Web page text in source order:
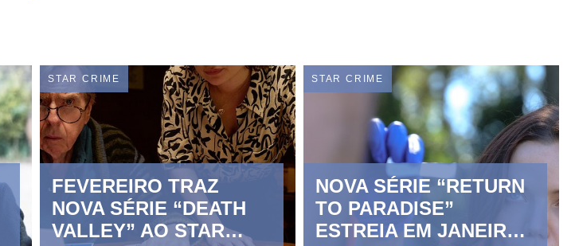
STAR CRIME
FEVEREIRO TRAZ
NOVA SÉRIE “DEATH
VALLEY” AO STAR
STAR CRIME
NOVA SÉRIE “RETURN
TO PARADISE”
ESTREIA EM JANEIRO